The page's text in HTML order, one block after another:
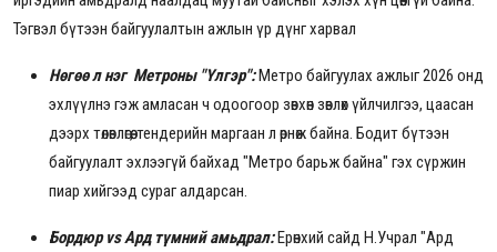
Тэгвэл бүтээн байгуулалтын ажлын үр дүнг харвал
Нөгөө л нэг Метроны "Үлгэр":Метро байгуулах ажлыг2026 онд
эхлүүлнэ гэж амласан ч одоогоор зөвхөн зөвлөх үйлчилгээ, цаасан
дээрх төлөвлөгөө, тендерийн маргаан л өрнөж байна. Бодит бүтээн
байгуулалт эхлээгүй байхад "Метро барьж байна" гэх сүржин
пиар хийгээд сураг алдарсан.
Бордюр vs Ард түмний амьдрал:Ерөнхий сайд Н.Учрал "Ард